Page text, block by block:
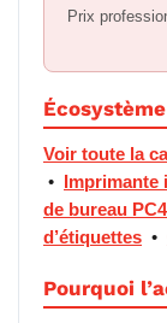
Prix
Voir toute la
•
Imprimante
de bureau
d’étiquettes •
Pourquoi